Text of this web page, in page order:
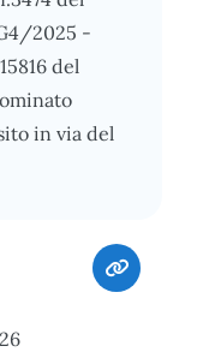
2025 -
del
in via del